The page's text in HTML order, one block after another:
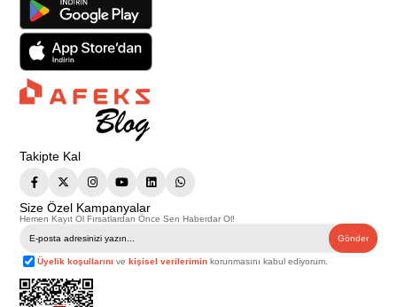
Takipte Kal
Size Özel Kampanyalar
Hemen Kayıt Ol Fırsatlardan Önce Sen Haberdar Ol!
Gönder
Üyelik koşullarını vekişisel verilerimin korunmasını kabul ediyorum.